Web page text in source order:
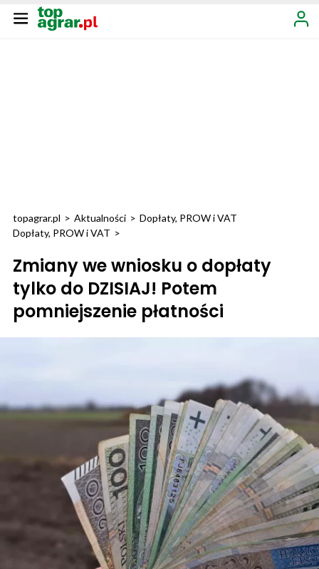
topagrar.pl > Aktualności > Dopłaty, PROW i VAT
Dopłaty, PROW i VAT >
Zmiany we wniosku o dopłaty
tylko do DZISIAJ! Potem
pomniejszenie płatności